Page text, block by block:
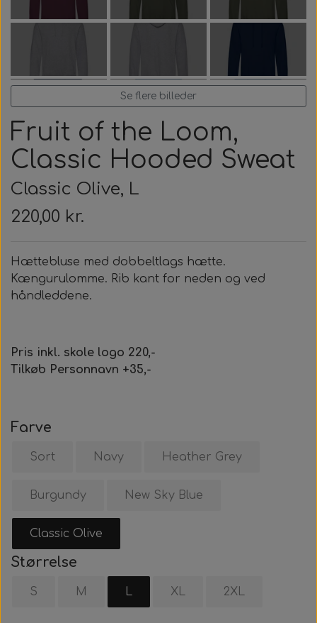
Se flere billeder
Fruit of the Loom,
Classic Hooded Sweat
Classic Olive, L
220,00 kr.
Hættebluse med dobbeltlags hætte.
Kængurulomme. Rib kant for neden og ved
håndleddene.
Pris inkl. skole logo 220,-
Tilkøb Personnavn +35,-
Farve
Sort Navy Heather Grey
Burgundy New Sky Blue
Classic Olive
Størrelse
S M L XL 2XL